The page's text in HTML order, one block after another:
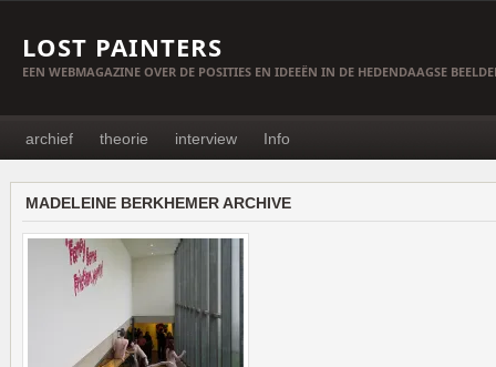
LOST PAINTERS
EEN WEBMAGAZINE OVER DE POSITIES EN IDEEËN IN DE HEDENDAAGSE
archief theorie interview Info
MADELEINE BERKHEMER ARCHIVE